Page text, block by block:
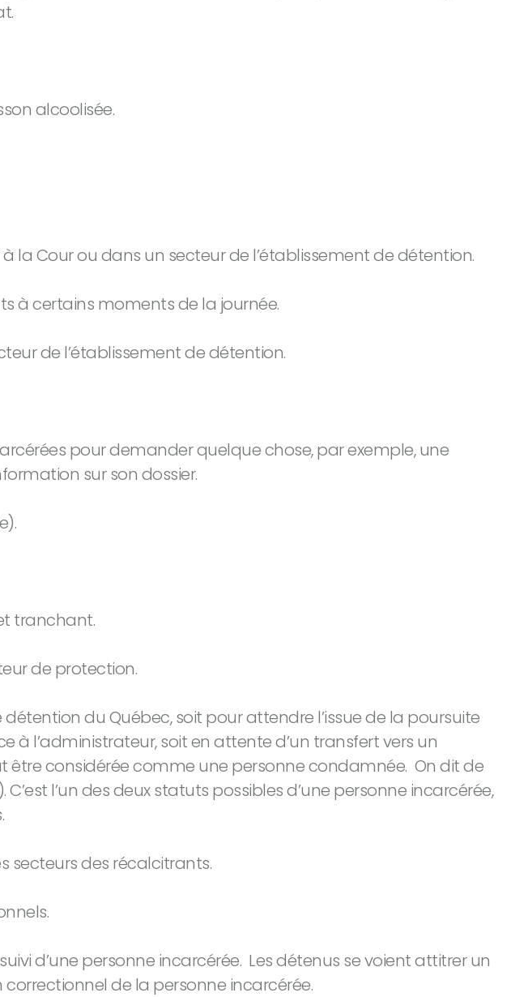
alcoolisée.
la Cour ou dans un secteur de l’établissement de détention.
à certains moments de la journée.
de l’établissement de détention.
pour demander quelque chose, par exemple, une
sur son dossier.
tranchant.
de protection.
du Québec, soit pour attendre l’issue de la poursuite
à l’administrateur, soit en attente d’un transfert vers un
être considérée comme une personne condamnée. On dit de
l’un des deux statuts possibles d’une personne incarcérée,
secteurs des récalcitrants.
d’une personne incarcérée. Les détenus se voient attitrer un
de la personne incarcérée.